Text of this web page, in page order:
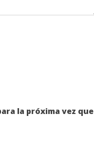
la próxima vez que